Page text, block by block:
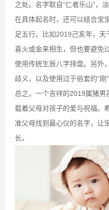
之处。名字取自“仁者乐山”，淡
在具体起名时，还可以结合宝
足五行。比如2019己亥年，
喜火或金来相生，但也要避免
使用传统生辰八字排盘。另外
歧义，以及使用过于俗套的“刚”
总之，一个吉祥的2019属猪
载着父母对孩子的爱与祝福。
准父母找到最心仪的名字，让
长。